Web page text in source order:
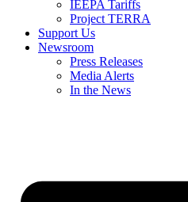
IEEPA Tariffs
Project TERRA
Support Us
Newsroom
Press Releases
Media Alerts
In the News